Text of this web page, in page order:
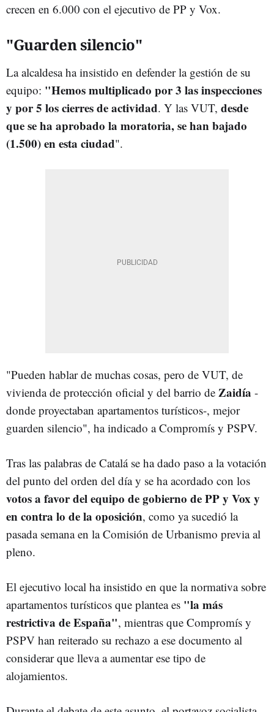
crecen en 6.000 con el ejecutivo de PP y Vox.
"Guarden silencio"
La alcaldesa ha insistido en defender la gestión de su
equipo: "Hemos multiplicado por 3 las inspecciones
y por 5 los cierres de actividad. Y las VUT, desde
que se ha aprobado la moratoria, se han bajado
(1.500) en esta ciudad".
"Pueden hablar de muchas cosas, pero de VUT, de
vivienda de protección oficial y del barrio de Zaidía -
donde proyectaban apartamentos turísticos-, mejor
guarden silencio", ha indicado a Compromís y PSPV.
Tras las palabras de Catalá se ha dado paso a la votación
del punto del orden del día y se ha acordado con los
votos a favor del equipo de gobierno de PP y Vox y
en contra lo de la oposición, como ya sucedió la
pasada semana en la Comisión de Urbanismo previa al
pleno.
El ejecutivo local ha insistido en que la normativa sobre
apartamentos turísticos que plantea es "la más
restrictiva de España", mientras que Compromís y
PSPV han reiterado su rechazo a ese documento al
considerar que lleva a aumentar ese tipo de
alojamientos.